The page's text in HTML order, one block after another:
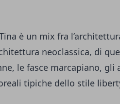
è un mix fra
neoclassica, di
le fasce marcapiano, gli
tipiche dello stile